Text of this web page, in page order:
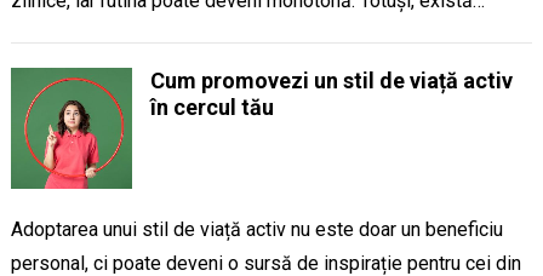
Cum promovezi un stil de viață activ
în cercul tău
Adoptarea unui stil de viață activ nu este doar un beneficiu
personal, ci poate deveni o sursă de inspirație pentru cei din